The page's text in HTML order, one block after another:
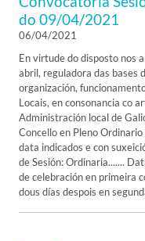
do 09/04/2021
06/04/2021
En virtude do disposto nos
abril, reguladora das bases
organización,
Locais, en consonancia co
Administración local de
Concello en Pleno
data indicados e con
de Sesión: Ordinaria.......
de celebración en primeira
dous días despois en